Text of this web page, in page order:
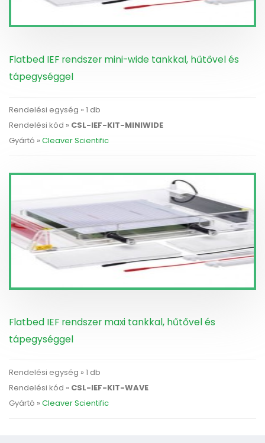
Flatbed IEF rendszer mini-wide tankkal, hűtővel és
tápegységgel
Rendelési egység » 1 db
Rendelési kód » CSL-IEF-KIT-MINIWIDE
Gyártó » Cleaver Scientific
Flatbed IEF rendszer maxi tankkal, hűtővel és
tápegységgel
Rendelési egység » 1 db
Rendelési kód » CSL-IEF-KIT-WAVE
Gyártó » Cleaver Scientific